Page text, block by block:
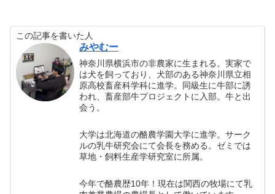
この記事を書いた人
みやむー
神奈川県横浜市の非農家に生まれる。実家で
は犬を飼っており、犬部のある神奈川県立相
原高校畜産科学科に進学。同級生に牛部に誘
われ、畜産部牛プロジェクトに入部。牛と出
会う。
大学は北海道の酪農学園大学に進学。サーク
ルの乳牛研究会にて会長を務める。ゼミでは
草地・飼料生産学研究室に所属。
今年で酪農歴10年！現在は関西の牧場にて乳